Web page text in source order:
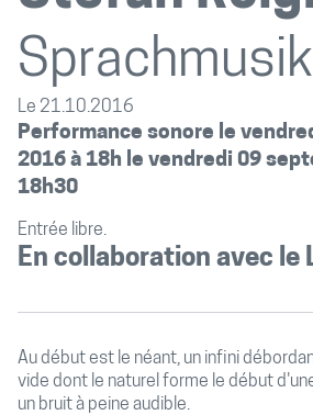
Sprachmusik
Le 21.10.2016
Performance sonore le
2016 à 18h le vendredi 09
18h30
Entrée libre.
En collaboration avec le
Au début est le néant, un infini
vide dont le naturel forme le début
un bruit à peine audible.